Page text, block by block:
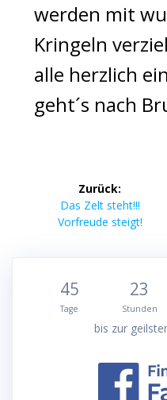
werden mit
Kringeln
alle herzlich
geht´s nach
Zurück:
Vorheriger
Beitrag:
Das Zelt steht!!!
Vorfreude steigt!
45
Tage
23
Stunden
bis zur